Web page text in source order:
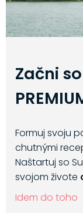
Začni
Formuj svoju
chutnými
Naštartuj so
svojom živote
Idem do toho